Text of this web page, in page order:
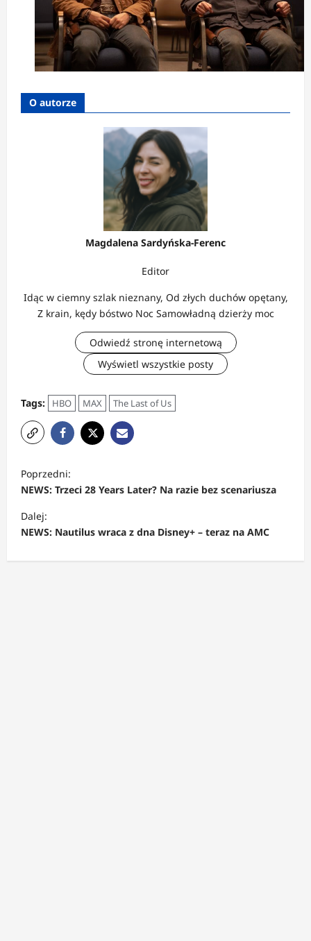
O autorze
Magdalena Sardyńska-Ferenc
Editor
Idąc w ciemny szlak nieznany, Od złych duchów opętany,
Z krain, kędy bóstwo Noc Samowładną dzierży moc
Odwiedź stronę internetową
Wyświetl wszystkie posty
Tags: HBO MAX The Last of Us
o
b
a
Poprzedni:
NEWS: Trzeci 28 Years Later? Na razie bez scenariusza
Dalej:
NEWS: Nautilus wraca z dna Disney+ – teraz na AMC